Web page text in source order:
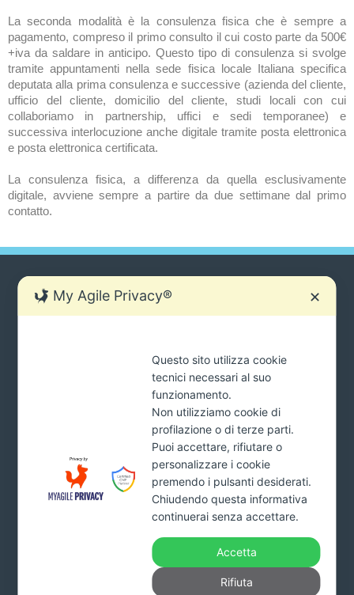
La seconda modalità è la consulenza fisica che è sempre a
pagamento, compreso il primo consulto il cui costo parte da 500€
+iva da saldare in anticipo. Questo tipo di consulenza si svolge
tramite appuntamenti nella sede fisica locale Italiana specifica
deputata alla prima consulenza e successive (azienda del cliente,
ufficio del cliente, domicilio del cliente, studi locali con cui
collaboriamo in partnership, uffici e sedi temporanee) e
successiva interlocuzione anche digitale tramite posta elettronica
e posta elettronica certificata.
La consulenza fisica, a differenza da quella esclusivamente
digitale, avviene sempre a partire da due settimane dal primo
contatto.
Ci sono molti modi per contattarci
*Cliccando il pulsante INVIA acconsenti al trattamento dei tuoi
dati e dichiari di aver preso visione dellaPrivacy Policy
Addiopignoramenti.it
Studio Monardo & Partners s.r.l.
Viale Affaccio n. 95 – 89900 Vibo Valentia
Part. Iva. 03993160799 – Numero REA VV-227578 –
Capitale sociale 10.000 euro interamente versato
My Agile Privacy® ✕
Questo sito utilizza cookie
tecnici necessari al suo
funzionamento.
Non utilizziamo cookie di
profilazione o di terze parti.
Puoi accettare, rifiutare o
personalizzare i cookie
premendo i pulsanti desiderati.
Chiudendo questa informativa
continuerai senza accettare.
Accetta
Rifiuta